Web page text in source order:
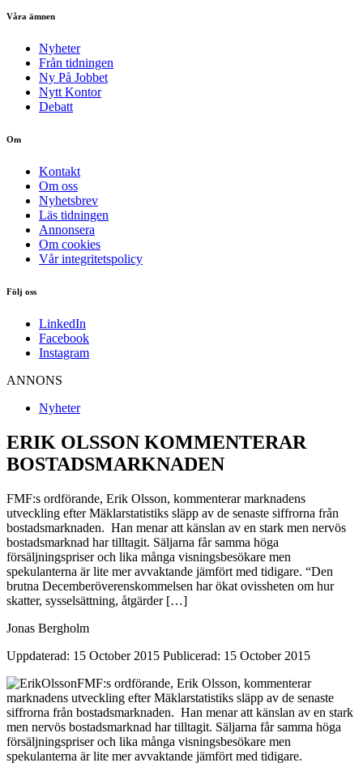
Våra ämnen
Nyheter
Från tidningen
Ny På Jobbet
Nytt Kontor
Debatt
Om
Kontakt
Om oss
Nyhetsbrev
Läs tidningen
Annonsera
Om cookies
Vår integritetspolicy
Följ oss
LinkedIn
Facebook
Instagram
ANNONS
Nyheter
ERIK OLSSON KOMMENTERAR
BOSTADSMARKNADEN
FMF:s ordförande, Erik Olsson, kommenterar marknadens
utveckling efter Mäklarstatistiks släpp av de senaste siffrorna från
bostadsmarknaden. Han menar att känslan av en stark men nervös
bostadsmarknad har tilltagit. Säljarna får samma höga
försäljningspriser och lika många visningsbesökare men
spekulanterna är lite mer avvaktande jämfört med tidigare. “Den
brutna Decemberöverenskommelsen har ökat ovissheten om hur
skatter, sysselsättning, åtgärder […]
Jonas Bergholm
Uppdaterad: 15 October 2015 Publicerad: 15 October 2015
FMF:s ordförande, Erik Olsson, kommenterar
marknadens utveckling efter Mäklarstatistiks släpp av de senaste
siffrorna från bostadsmarknaden. Han menar att känslan av en stark
men nervös bostadsmarknad har tilltagit. Säljarna får samma höga
försäljningspriser och lika många visningsbesökare men
spekulanterna är lite mer avvaktande jämfört med tidigare.